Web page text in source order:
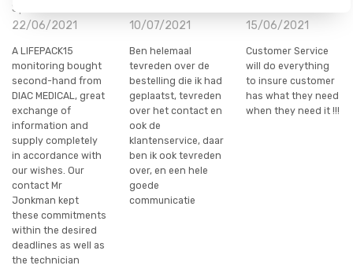
Sprl on
22/06/2021
A LIFEPACK15
monitoring bought
second-hand from
DIAC MEDICAL, great
exchange of
information and
supply completely
in accordance with
our wishes. Our
contact Mr
Jonkman kept
these commitments
within the desired
deadlines as well as
the technician
10/07/2021
Ben helemaal
tevreden over de
bestelling die ik had
geplaatst, tevreden
over het contact en
ook de
klantenservice, daar
ben ik ook tevreden
over, en een hele
goede
communicatie
15/06/2021
Customer Service
will do everything
to insure customer
has what they need
when they need it !!!